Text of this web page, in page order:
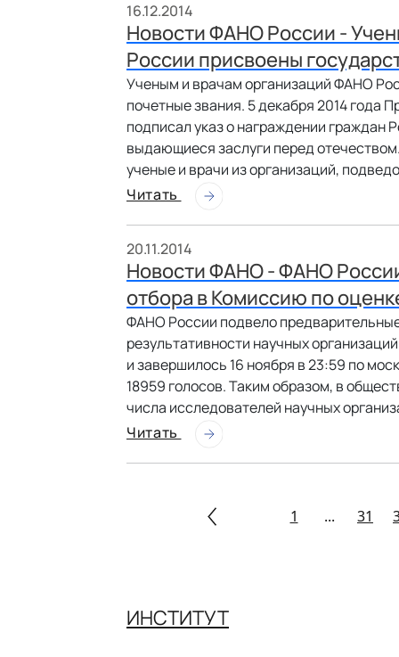
16.12.2014
Новости ФАНО России -
России присвоены
Ученым и врачам организаций ФАНО
почетные звания. 5 декабря 2014 года
подписал указ о награждении граждан
выдающиеся заслуги перед
ученые и врачи из организаций,
Читать
20.11.2014
Новости ФАНО - ФАНО
отбора в Комиссию по
ФАНО России подвело
результативности научных
и завершилось 16 ноября в 23:59 по
18959 голосов. Таким образом, в
числа исследователей научных
Читать
1 ... 31
ИНСТИТУТ